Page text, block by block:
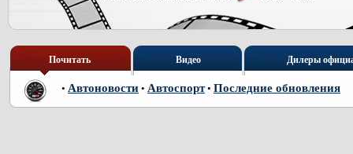
Почитать Видео Дилеры
• Автоновости • Автоспорт• Последние обновления